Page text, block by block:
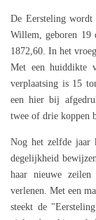
De Eersteling
Willem, geboren 19
1872,60. In het
Met een huiddikte
verplaatsing is 15
een hier bij
twee of drie koppen
Nog het zelfde jaar
degelijkheid
haar nieuwe
verlenen. Met een
steekt de